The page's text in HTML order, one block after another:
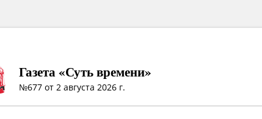
Газета «Суть времени»
№677 от 2 августа 2026 г.